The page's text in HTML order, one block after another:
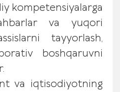
kompetensiyalarga
va yuqori
tayyorlash,
boshqaruvni
va iqtisodiyotning